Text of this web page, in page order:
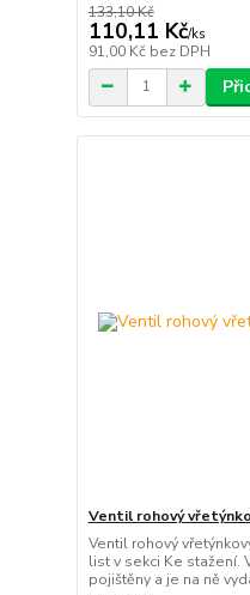
133,10 Kč
110,11 Kč/ks
91,00 Kč bez DPH
Ventil rohový
Ventil rohový
list v sekci Ke stažení.
pojištěny a je na ně